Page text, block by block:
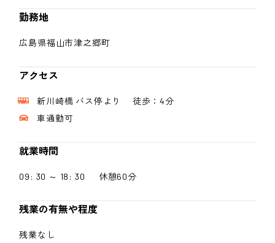
勤務地
広島県福山市津之郷町
アクセス
新川崎橋 バス停より 徒歩：4分
車通勤可
就業時間
09: 30 ～ 18: 30 休憩60分
残業の有無や程度
残業なし